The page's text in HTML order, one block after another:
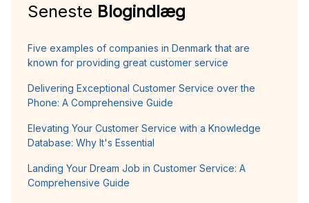
Seneste Blogindlæg
Five examples of companies in Denmark that are
known for providing great customer service
Delivering Exceptional Customer Service over the
Phone: A Comprehensive Guide
Elevating Your Customer Service with a Knowledge
Database: Why It's Essential
Landing Your Dream Job in Customer Service: A
Comprehensive Guide